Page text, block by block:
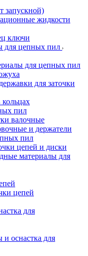
запускной)
жидкости
ключи
для цепных пил
для цепных пил
для заточки
пил
валочные
и держатели
пил
цепей и диски
материалы для
цепей
для
и оснастка для